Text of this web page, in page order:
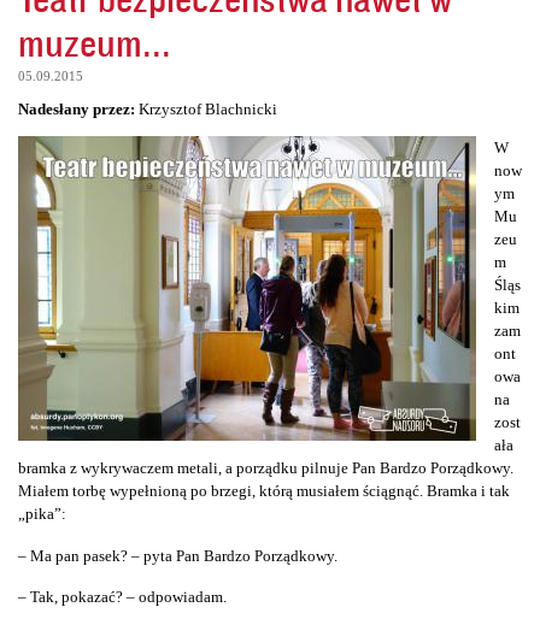
muzeum...
05.09.2015
Nadesłany przez: Krzysztof Blachnicki
W
now
ym
Mu
zeu
m
Śląs
kim
zam
ont
owa
na
zost
ała
bramka z wykrywaczem metali, a porządku pilnuje Pan Bardzo Porządkowy.
Miałem torbę wypełnioną po brzegi, którą musiałem ściągnąć. Bramka i tak
„pika”:
– Ma pan pasek? – pyta Pan Bardzo Porządkowy.
– Tak, pokazać? – odpowiadam.